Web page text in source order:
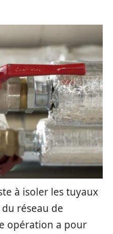
à isoler les tuyaux
réseau de
opération a pour